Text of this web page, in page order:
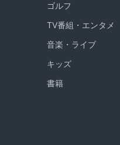
ゴルフ
TV番組・エンタメ
音楽・ライブ
キッズ
書籍